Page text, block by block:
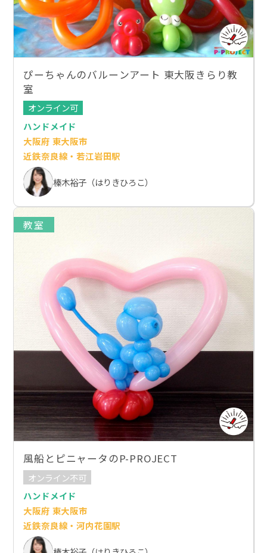
ぴーちゃんのバルーンアート 東大阪きらり教
室
オンライン可
ハンドメイド
大阪府 東大阪市
近鉄奈良線・若江岩田駅
榛木裕子（はりきひろこ）
教室
風船とピニャータのP-PROJECT
オンライン不可
ハンドメイド
大阪府 東大阪市
近鉄奈良線・河内花園駅